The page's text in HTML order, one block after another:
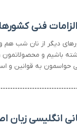
فنی
دیگر از نان شب هم
باشیم و
حواسمون به قوانین و
انگلیسی زبان